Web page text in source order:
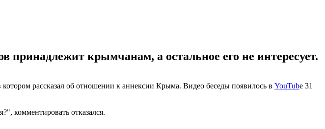
принадлежит крымчанам, а остальное его не интересует.
рассказал об отношении к аннексии Крыма. Видео беседы появилось в YouTubе 31
комментировать отказался.